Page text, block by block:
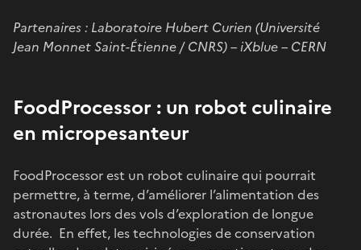
Partenaires : Laboratoire Hubert Curien (Université
Jean Monnet Saint-Étienne / CNRS) – iXblue – CERN
FoodProcessor : un robot culinaire
en micropesanteur
FoodProcessor est un robot culinaire qui pourrait
permettre, à terme, d’améliorer l’alimentation des
astronautes lors des vols d’exploration de longue
durée. En effet, les technologies de conservation